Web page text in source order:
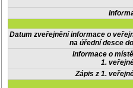
Datum zveřejnění informace o
na úřední desce
Informace o
1.
Zápis z 1.